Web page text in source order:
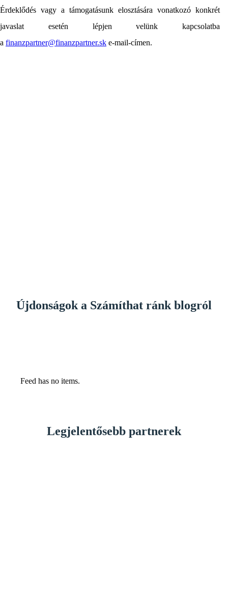
Érdeklődés vagy a támogatásunk elosztására vonatkozó konkrét
javaslat esetén lépjen velünk kapcsolatba
a finanzpartner@finanzpartner.sk e-mail-címen.
Újdonságok a Számíthat ránk blogról
Feed has no items.
Legjelentősebb partnerek